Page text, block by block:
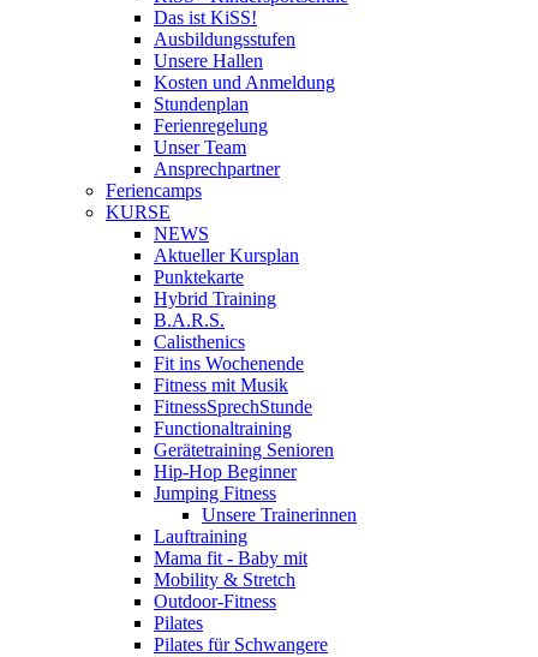
Das ist KiSS!
Ausbildungsstufen
Unsere Hallen
Kosten und Anmeldung
Stundenplan
Ferienregelung
Unser Team
Ansprechpartner
Feriencamps
KURSE
NEWS
Aktueller Kursplan
Punktekarte
Hybrid Training
B.A.R.S.
Calisthenics
Fit ins Wochenende
Fitness mit Musik
FitnessSprechStunde
Functionaltraining
Gerätetraining Senioren
Hip-Hop Beginner
Jumping Fitness
Unsere Trainerinnen
Lauftraining
Mama fit - Baby mit
Mobility & Stretch
Outdoor-Fitness
Pilates
Pilates für Schwangere